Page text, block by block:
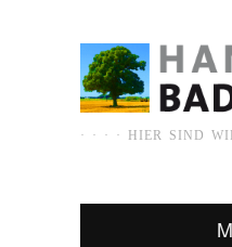
· · · · HIER SIND